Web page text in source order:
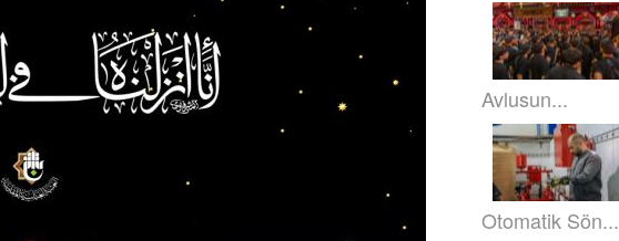
Avlusun...
Otomatik Sön...